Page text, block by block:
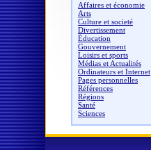
Affaires et économie
Arts
Culture et societé
Divertissement
Éducation
Gouvernement
Loisirs et sports
Médias et Actualités
Ordinateurs et Internet
Pages personnelles
Références
Régions
Santé
Sciences